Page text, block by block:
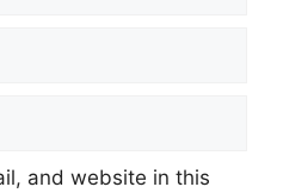
and website in this